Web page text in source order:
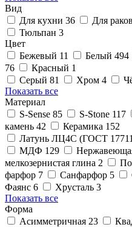
Вид
Для кухни 36 Для
Тюльпан 3
Цвет
Бежевый 11 Белый 494
76
Красный 1
Серый 81 Хром 4
Показать все
Материал
S-Sense 85 S-Stone 117
камень 42 Керамика 152
Латунь ЛЦ4C (ГОСТ
МДФ 129
мелкозернистая глина 2
фарфор 7 Санфарфор 5
Фаянс 6 Хрусталь 3
Показать все
Форма
Асимметричная 23